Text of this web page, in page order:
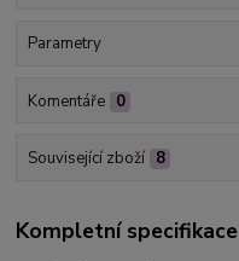
Parametry
Komentáře 0
Související zboží 8
Kompletní specifikace